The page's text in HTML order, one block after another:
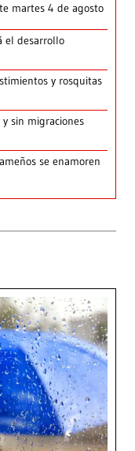
martes 4 de agosto
el desarrollo
y rosquitas
sin migraciones
se enamoren